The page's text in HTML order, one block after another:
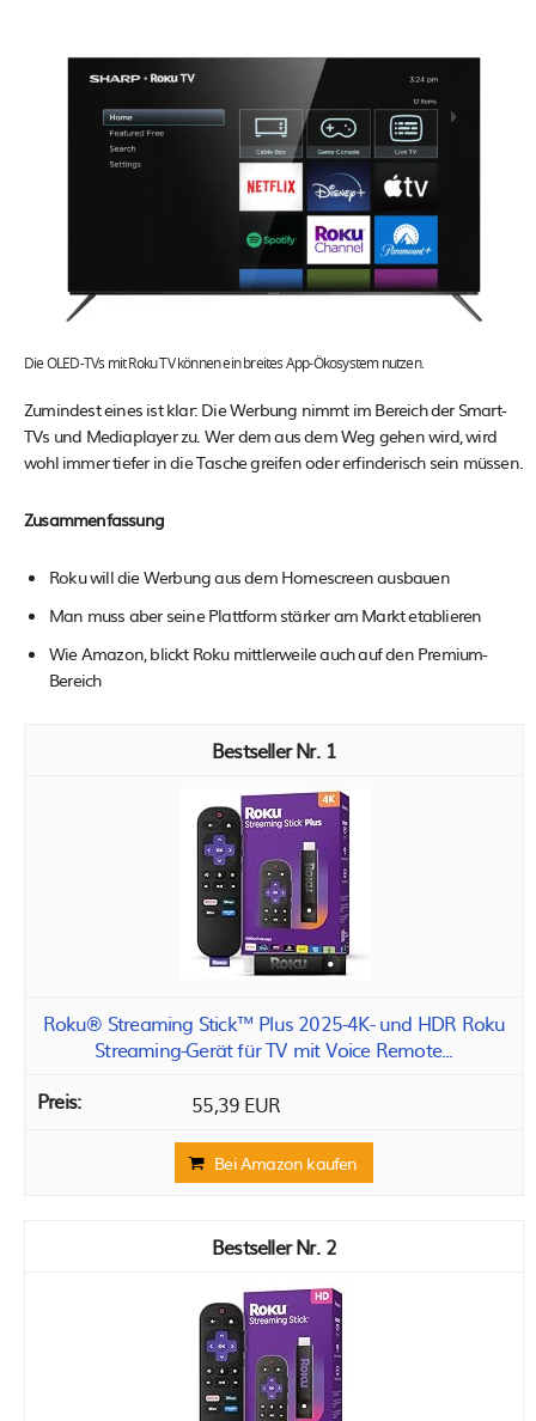
Die OLED-TVs mit Roku TV können ein breites App-Ökosystem nutzen.
Zumindest eines ist klar: Die Werbung nimmt im Bereich der Smart-
TVs und Mediaplayer zu. Wer dem aus dem Weg gehen wird, wird
wohl immer tiefer in die Tasche greifen oder erfinderisch sein müssen.
Zusammenfassung
Roku will die Werbung aus dem Homescreen ausbauen
Man muss aber seine Plattform stärker am Markt etablieren
Wie Amazon, blickt Roku mittlerweile auch auf den Premium-
Bereich
1
Roku® Streaming Stick™ Plus 2025-4K- und HDR Roku
Streaming-Gerät für TV mit Voice Remote...
55,39 EUR
Bei Amazon kaufen
2